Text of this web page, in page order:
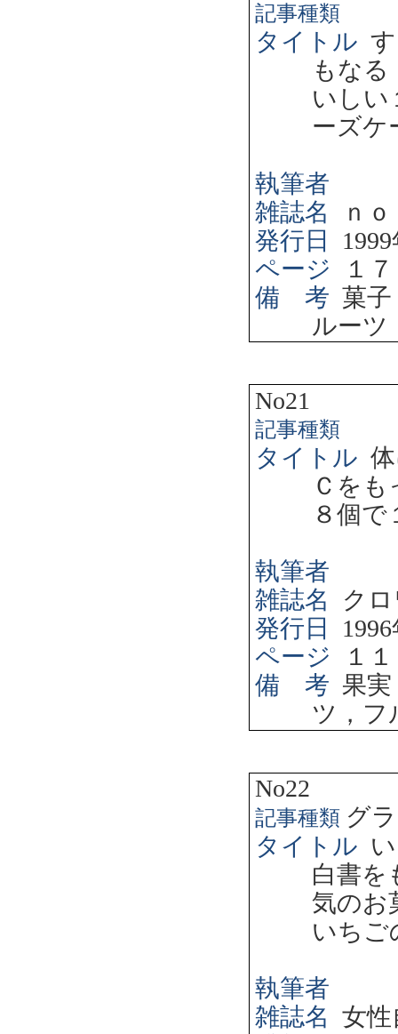
記事種類
タイトル
もな
いし
ーズケ
執筆者
雑誌名
ｎ
発行日
1999
ページ
１
備 考 菓子
ルーツ
No21
記事種類
タイトル
Ｃを
８個で
執筆者
雑誌名
ク
発行日
1996
ページ
１１
備 考 果
ツ，フ
No22
記事種類 グ
タイトル
白書
気のお
いちご
執筆者
雑誌名 女性